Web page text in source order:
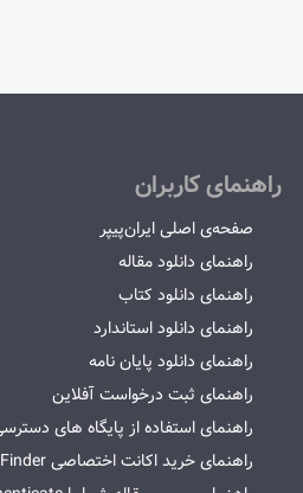
راهنمای کاربران
صفحه‌ی اصلی ایران‌پیپر
راهنمای دانلود مقاله
راهنمای دانلود کتاب
راهنمای دانلود استاندارد
راهنمای دانلود پایان نامه
راهنمای ثبت درخواست آفلاین
راهنمای استفاده از پایگاه های
راهنمای خرید اکانت اختصاصی SciFinder